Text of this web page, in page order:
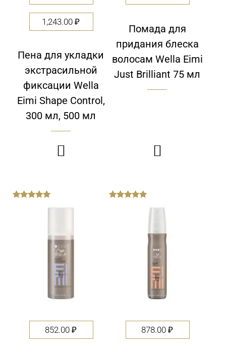
1,243.00₽
Пена для укладки
экстрасильной
фиксации Wella
Eimi Shape Control,
300 мл, 500 мл

Помада для
придания блеска
волосам Wella Eimi
Just Brilliant 75 мл

852.00₽ 878.00₽